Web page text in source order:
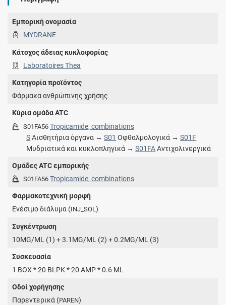
Εμπορική ονομασία
MYDRANE
Κάτοχος άδειας κυκλοφορίας
Laboratoires Thea
Κατηγορία προϊόντος
Φάρμακα ανθρώπινης χρήσης
Κύρια ομάδα ATC
S01FA56 Tropicamide, combinations
SΑισθητήρια όργανα →S01 Οφθαλμολογικά →S01F
Μυδριατικά και κυκλοπληγικά →S01FAΑντιχολινεργικά
Ομάδες ATC εμπορικής
S01FA56 Tropicamide, combinations
Φαρμακοτεχνική μορφή
Ενέσιμο διάλυμα (INJ_SOL)
Συγκέντρωση
10MG/ML (1) + 3.1MG/ML (2) + 0.2MG/ML (3)
Συσκευασία
1 BOX * 20 BLPK * 20 AMP * 0.6 ML
Οδοί χορήγησης
Παρεντερικά (PAREN)